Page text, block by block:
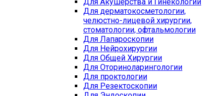
Для дерматокосметологии,
челюстно-лицевой хирургии,
стоматологии, офтальмологии
Для Лапароскопии
Для Нейрохирургии
Для Общей Хирургии
Для Оториноларингологии
Для проктологии
Для Резектоскопии